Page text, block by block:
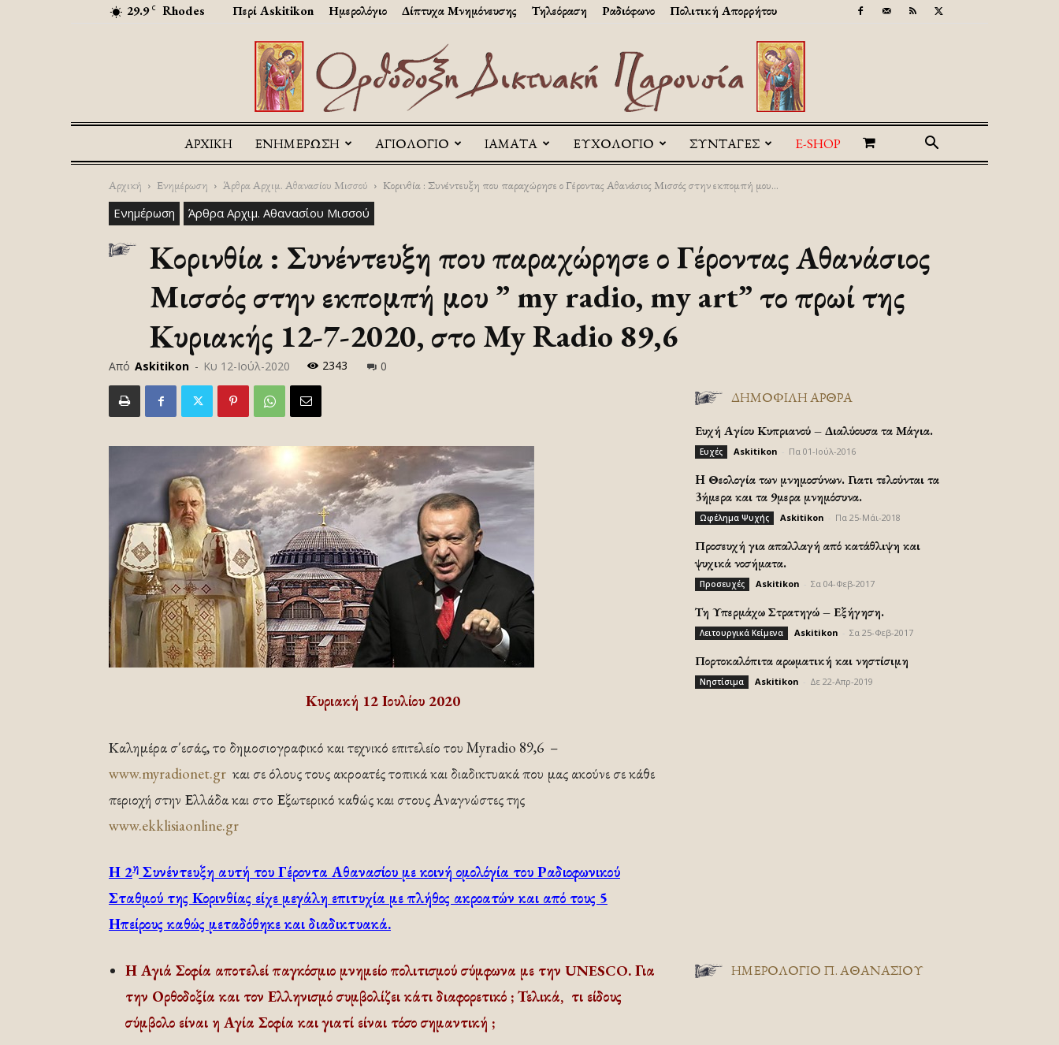
29.9 C Rhodes Περί Askitikon Ημερολόγιο Δίπτυχα Μνημόνευσης Τηλεόραση Ραδιόφωνο Πολιτική Απορρήτου
Askitikon
ΑΡΧΙΚΉ ΕΝΗΜΕΡΩΣΗ ΑΓΙΟΛΟΓΙΟ ΙΑΜΑΤΑ ΕΥΧΟΛΟΓΙΟ ΣΥΝΤΑΓΕΣ E-SHOP
Αρχική Ενημέρωση Άρθρα Αρχιμ. Αθανασίου Μισσού Κορινθία : Συνέντευξη που παραχώρησε ο Γέροντας Αθανάσιος Μισσός στην εκπομπή μου...
Ενημέρωση Άρθρα Αρχιμ. Αθανασίου Μισσού
Κορινθία : Συνέντευξη που παραχώρησε ο Γέροντας Αθανάσιος
Μισσός στην εκπομπή μου ” my radio, my art” το πρωί της
Κυριακής 12-7-2020, στο My Radio 89,6
Από Askitikon - Κυ 12-Ιούλ-2020 2343 0
Κυριακή 12 Ιουλίου 2020
Καλημέρα σ΄εσάς, το δημοσιογραφικό και τεχνικό επιτελείο του Myradio 89,6 –
www.myradionet.gr και σε όλους τους ακροατές τοπικά και διαδικτυακά που μας ακούνε σε κάθε
περιοχή στην Ελλάδα και στο Εξωτερικό καθώς και στους Αναγνώστες της
www.ekklisiaonline.gr
Η 2η Συνέντευξη αυτή του Γέροντα Αθανασίου με κοινή ομολόγία του Ραδιοφωνικού
Σταθμού της Κορινθίας είχε μεγάλη επιτυχία με πλήθος ακροατών και από τους 5
Ηπείρους καθώς μεταδόθηκε και διαδικτυακά.
Η Αγιά Σοφία αποτελεί παγκόσμιο μνημείο πολιτισμού σύμφωνα με την UNESCO. Για
την Ορθοδοξία και τον Ελληνισμό συμβολίζει κάτι διαφορετικό ; Τελικά, τι είδους
σύμβολο είναι η Αγία Σοφία και γιατί είναι τόσο σημαντική ;
ΔΗΜΟΦΙΛΗ ΑΡΘΡΑ
Ευχή Αγίου Κυπριανού – Διαλύουσα τα Μάγια.
Ευχές Askitikon Πα 01-Ιούλ-2016
H Θεολογία των μνημοσύνων. Γιατι τελούνται τα
3ήμερα και τα 9μερα μνημόσυνα.
Ωφέλημα Ψυχής Askitikon Πα 25-Μάι-2018
Προσευχή για απαλλαγή από κατάθλιψη και
ψυχικά νοσήματα.
Προσευχές Askitikon Σα 04-Φεβ-2017
Τη Υπερμάχω Στρατηγώ – Εξήγηση.
Λειτουργικά Κείμενα Askitikon Σα 25-Φεβ-2017
Πορτοκαλόπιτα αρωματική και νηστίσιμη
Νηστίσιμα Askitikon Δε 22-Απρ-2019
ΗΜΕΡΟΛΟΓΙΟ Π. ΑΘΑΝΑΣΙΟΥ